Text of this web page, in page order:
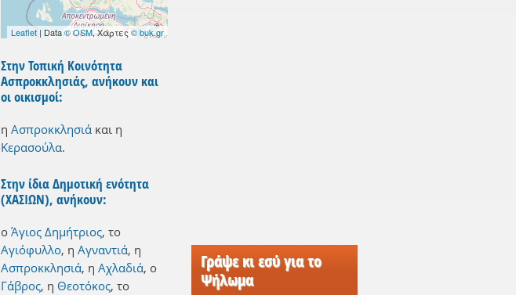
Leaflet| Data© OSM, Χάρτες© buk.gr
Στην Τοπική Κοινότητα
Ασπροκκλησιάς, ανήκουν και
οι οικισμοί:
η Ασπροκκλησιά και η
Κερασούλα.
Στην ίδια Δημοτική ενότητα
(ΧΑΣΙΩΝ), ανήκουν:
ο Άγιος Δημήτριος, το
Αγιόφυλλο, η Αγναντιά, η
Ασπροκκλησιά, η Αχλαδιά, ο
Γάβρος, η Θεοτόκος, το
Γράψε κι εσύ για το
Ψήλωμα